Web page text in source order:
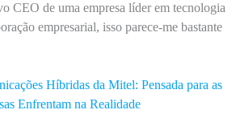
CEO de uma empresa líder em tecnologia
empresarial, isso parece-me bastante